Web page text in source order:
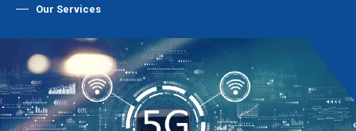
Our Services